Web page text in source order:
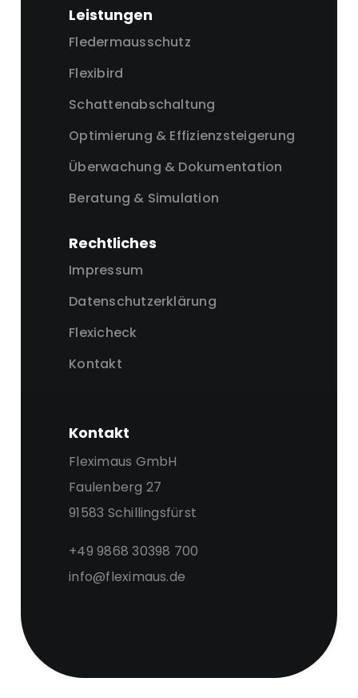
Leistungen
Fledermausschutz
Flexibird
Schattenabschaltung
Optimierung & Effizienzsteigerung
Überwachung & Dokumentation
Beratung & Simulation
Rechtliches
Impressum
Datenschutzerklärung
Flexicheck
Kontakt
Kontakt
Fleximaus GmbH
Faulenberg 27
91583 Schillingsfürst
+49 9868 30398 700
info@fleximaus.de